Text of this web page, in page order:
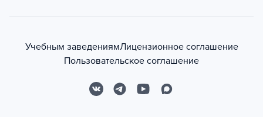
Учебным заведениямЛицензионное соглашение
Пользовательское соглашение